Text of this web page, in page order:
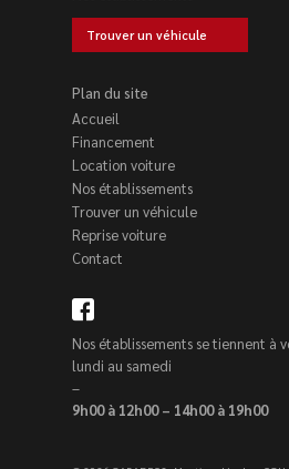
Trouver un véhicule
Plan du site
Accueil
Financement
Location voiture
Nos établissements
Trouver un véhicule
Reprise voiture
Contact
Nos établissements se tiennent à
lundi au samedi
–
9h00 à 12h00 – 14h00 à 19h00